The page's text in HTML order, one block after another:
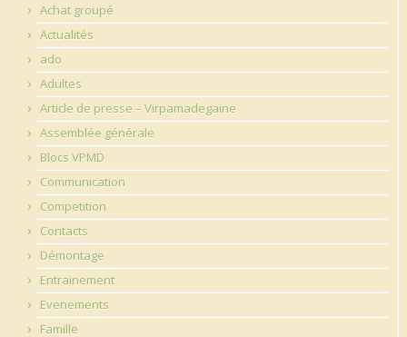
Achat groupé
Actualités
ado
Adultes
Article de presse – Virpamadegaine
Assemblée générale
Blocs VPMD
Communication
Competition
Contacts
Démontage
Entrainement
Evenements
Famille